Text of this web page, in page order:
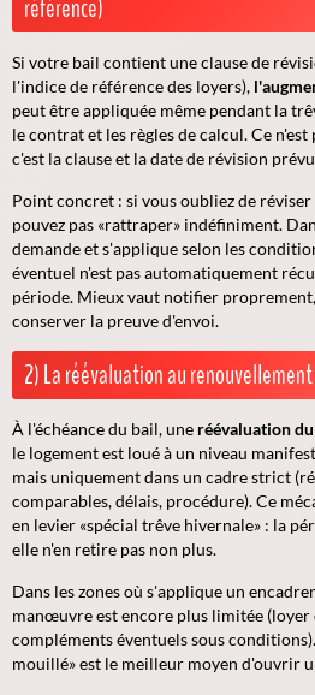
référence)
Si votre bail contient une clause de
l'indice de référence des loyers),
peut être appliquée même pendant la
le contrat et les règles de calcul. Ce n'est
c'est laclauseet ladate de révision
Point concret : si vous oubliez de réviser
pouvez pas «rattraper» indéfiniment.
demande et s'applique selon les
éventuel n'est pas automatiquement
période. Mieux vaut notifier
conserver la preuve d'envoi.
2) La réévaluation au
À l'échéance du bail, une réévaluation
le logement est loué à un niveau
mais uniquement dans un cadre strict
comparables, délais, procédure). Ce
en levier «spécial trêve hivernale» : la
elle n'en retire pas non plus.
Dans les zones où s'applique un
manœuvre est encore plus limitée (loyer
compléments éventuels sous
mouillé» est le meilleur moyen d'ouvrir